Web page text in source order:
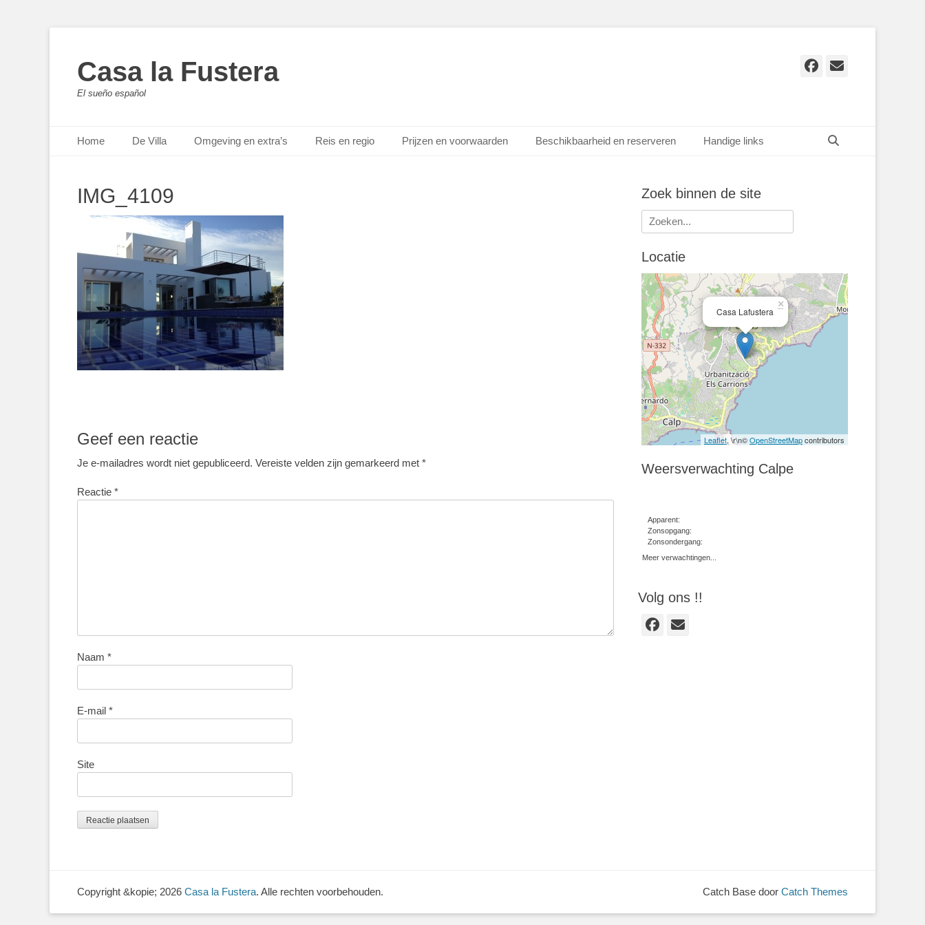
Casa la Fustera
El sueño español
Facebook
E-
Primair menu
naar
Home De Villa Omgeving en extra’s Reis en regio Prijzen en voorwaarden Beschikbaarheid en reserveren Handige links
IMG_4109
Geef een reactie
Je e-mailadres wordt niet gepubliceerd. Vereiste velden zijn gemarkeerd met *
Reactie *
Naam *
E-mail *
Site
Zoek binnen de site
Zoeken
naar:
Locatie
Casa Lafustera
×
Leaflet, \r\n©OpenStreetMapcontributors
Weersverwachting Calpe
Apparent:
Zonsopgang:
Zonsondergang:
Meer verwachtingen...
Volg ons !!
Facebook
E-
Copyright &kopie; 2026 Casa la Fustera. Alle rechten voorbehouden. Catch Base door Catch Themes